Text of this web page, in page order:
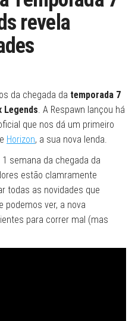
revela
da chegada da temporada 7
Legends. A Respawn lançou há
que nos dá um primeiro
Horizon, a sua nova lenda.
semana da chegada da
estão clamramente
todas as novidades que
podemos ver, a nova
para correr mal (mas